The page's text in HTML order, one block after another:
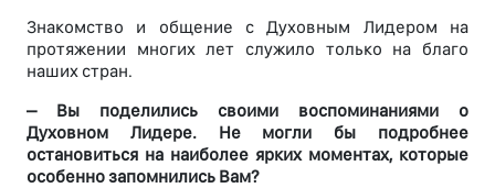
Знакомство и общение с Духовным Лидером на
протяжении многих лет служило только на благо
наших стран.
– Вы поделились своими воспоминаниями о
Духовном Лидере. Не могли бы подробнее
остановиться на наиболее ярких моментах, которые
особенно запомнились Вам?